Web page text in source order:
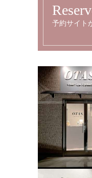
予約サイト